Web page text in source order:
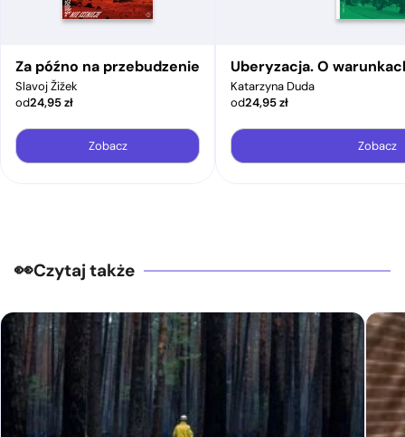
Za późno na przebudzenie
Slavoj Žižek
od24,95zł
Zobacz
Uberyzacja. O
Katarzyna Duda
od24,95zł
Zobacz
Czytaj także